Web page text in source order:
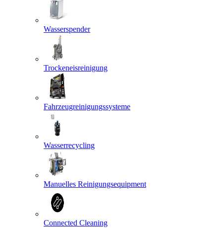
Wasserspender
Trockeneisreinigung
Fahrzeugreinigungssysteme
Wasserrecycling
Manuelles Reinigungsequipment
Connected Cleaning